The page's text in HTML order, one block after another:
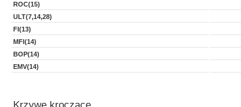
ROC(15)
ULT(7,14,28)
FI(13)
MFI(14)
BOP(14)
EMV(14)